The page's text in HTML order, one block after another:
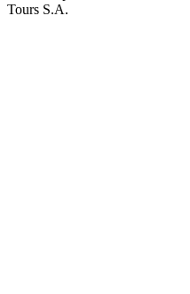
Tours S.A.